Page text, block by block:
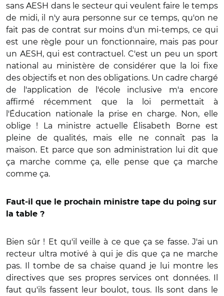
sans AESH dans le secteur qui veulent faire le temps
de midi, il n'y aura personne sur ce temps, qu'on ne
fait pas de contrat sur moins d'un mi-temps, ce qui
est une règle pour un fonctionnaire, mais pas pour
un AESH, qui est contractuel. C'est un peu un sport
national au ministère de considérer que la loi fixe
des objectifs et non des obligations. Un cadre chargé
de l'application de l'école inclusive m'a encore
affirmé récemment que la loi permettait à
l'Éducation nationale la prise en charge. Non, elle
oblige ! La ministre actuelle Élisabeth Borne est
pleine de qualités, mais elle ne connaît pas la
maison. Et parce que son administration lui dit que
ça marche comme ça, elle pense que ça marche
comme ça.
Faut-il que le prochain ministre tape du poing sur
la table ?
Bien sûr ! Et qu'il veille à ce que ça se fasse. J'ai un
recteur ultra motivé à qui je dis que ça ne marche
pas. Il tombe de sa chaise quand je lui montre les
directives que ses propres services ont données. Il
faut qu'ils fassent leur boulot, tous. Ils sont dans le